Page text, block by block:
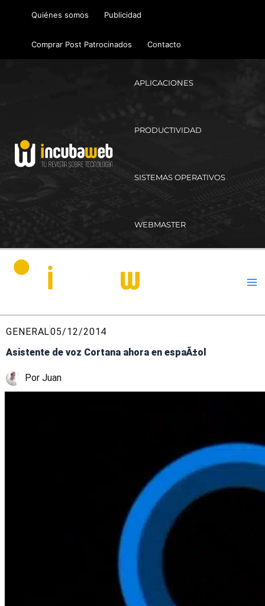
Quiénes somos Publicidad
Comprar Post Patrocinados Contacto
APLICACIONES
PRODUCTIVIDAD
SISTEMAS OPERATIVOS
WEBMASTER
GENERAL05/12/2014
Asistente de voz Cortana ahora en espaÃ±ol
Por Juan